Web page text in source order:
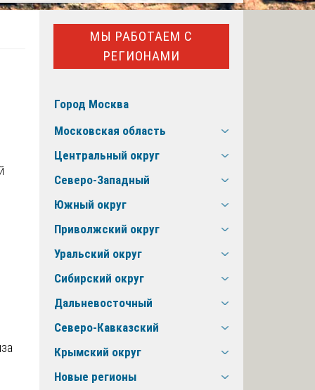
МЫ РАБОТАЕМ С
РЕГИОНАМИ
Город Москва
Московская область
Центральный округ
Северо-Западный
Южный округ
Приволжский округ
Уральский округ
Сибирский округ
Дальневосточный
Северо-Кавказский
Крымский округ
Новые регионы